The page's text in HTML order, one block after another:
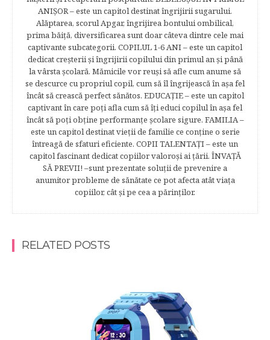
ANIŞOR – este un capitol destinat îngrijirii sugarului.
Alăptarea, scorul Apgar, îngrijirea bontului ombilical,
prima băiţă, diversificarea sunt doar câteva dintre cele mai
captivante subcategorii. COPILUL 1-6 ANI – este un capitol
dedicat creşterii şi îngrijirii copilului din primul an şi până
la vârsta şcolară. Mămicile vor reuşi să afle cum anume să
se descurce cu propriul copil, cum să îl îngrijească în aşa fel
încât să crească perfect sănătos. EDUCAŢIE – este un capitol
captivant în care poţi afla cum să îţi educi copilul în aşa fel
încât să poţi obţine performanţe şcolare sigure. FAMILIA –
este un capitol destinat vieţii de familie ce conţine o serie
întreagă de sfaturi eficiente. COPII TALENTAŢI – este un
capitol fascinant dedicat copiilor valoroși ai țării. ÎNVAŢĂ
SĂ PREVII! –sunt prezentate soluţii de prevenire a
anumitor probleme de sănătate ce pot afecta atât viaţa
copiilor, cât şi pe cea a părinţilor.
RELATED POSTS